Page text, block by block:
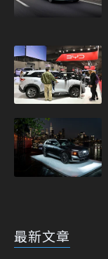
最新文章